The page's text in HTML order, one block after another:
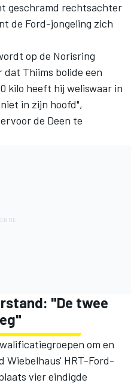
geschramd rechtsachter
de Ford-jongeling zich
op de Norisring
Thiims bolide een
kilo heeft hij weliswaar in
in zijn hoofd",
de Deen te
"De twee
om en
Wiebelhaus' HRT-Ford-
vier eindigde